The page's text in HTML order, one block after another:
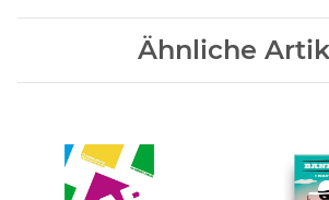
Ähnliche